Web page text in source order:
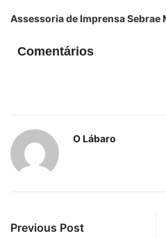
Assessoria de Imprensa Sebrae
Comentários
O Lábaro
Previous Post